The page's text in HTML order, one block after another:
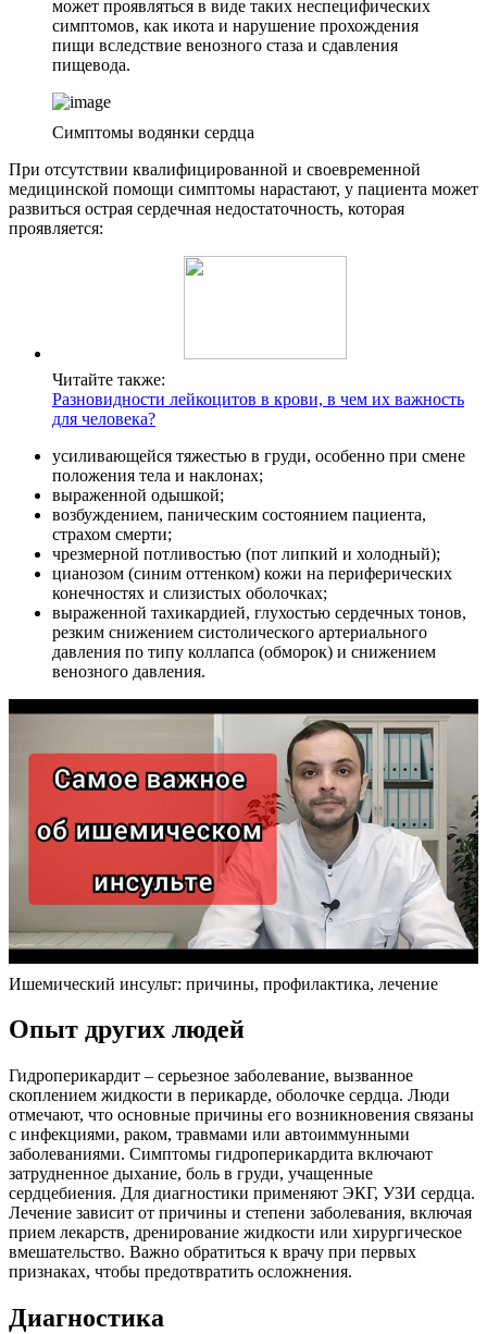
может проявляться в виде таких неспецифических
симптомов, как икота и нарушение прохождения
пищи вследствие венозного стаза и сдавления
пищевода.
Симптомы водянки сердца
При отсутствии квалифицированной и своевременной
медицинской помощи симптомы нарастают, у пациента может
развиться острая сердечная недостаточность, которая
проявляется:
Читайте также:
Разновидности лейкоцитов в крови, в чем их важность
для человека?
усиливающейся тяжестью в груди, особенно при смене
положения тела и наклонах;
выраженной одышкой;
возбуждением, паническим состоянием пациента,
страхом смерти;
чрезмерной потливостью (пот липкий и холодный);
цианозом (синим оттенком) кожи на периферических
конечностях и слизистых оболочках;
выраженной тахикардией, глухостью сердечных тонов,
резким снижением систолического артериального
давления по типу коллапса (обморок) и снижением
венозного давления.
Ишемический инсульт: причины, профилактика, лечение
Опыт других людей
Гидроперикардит – серьезное заболевание, вызванное
скоплением жидкости в перикарде, оболочке сердца. Люди
отмечают, что основные причины его возникновения связаны
с инфекциями, раком, травмами или автоиммунными
заболеваниями. Симптомы гидроперикардита включают
затрудненное дыхание, боль в груди, учащенные
сердцебиения. Для диагностики применяют ЭКГ, УЗИ сердца.
Лечение зависит от причины и степени заболевания, включая
прием лекарств, дренирование жидкости или хирургическое
вмешательство. Важно обратиться к врачу при первых
признаках, чтобы предотвратить осложнения.
Диагностика